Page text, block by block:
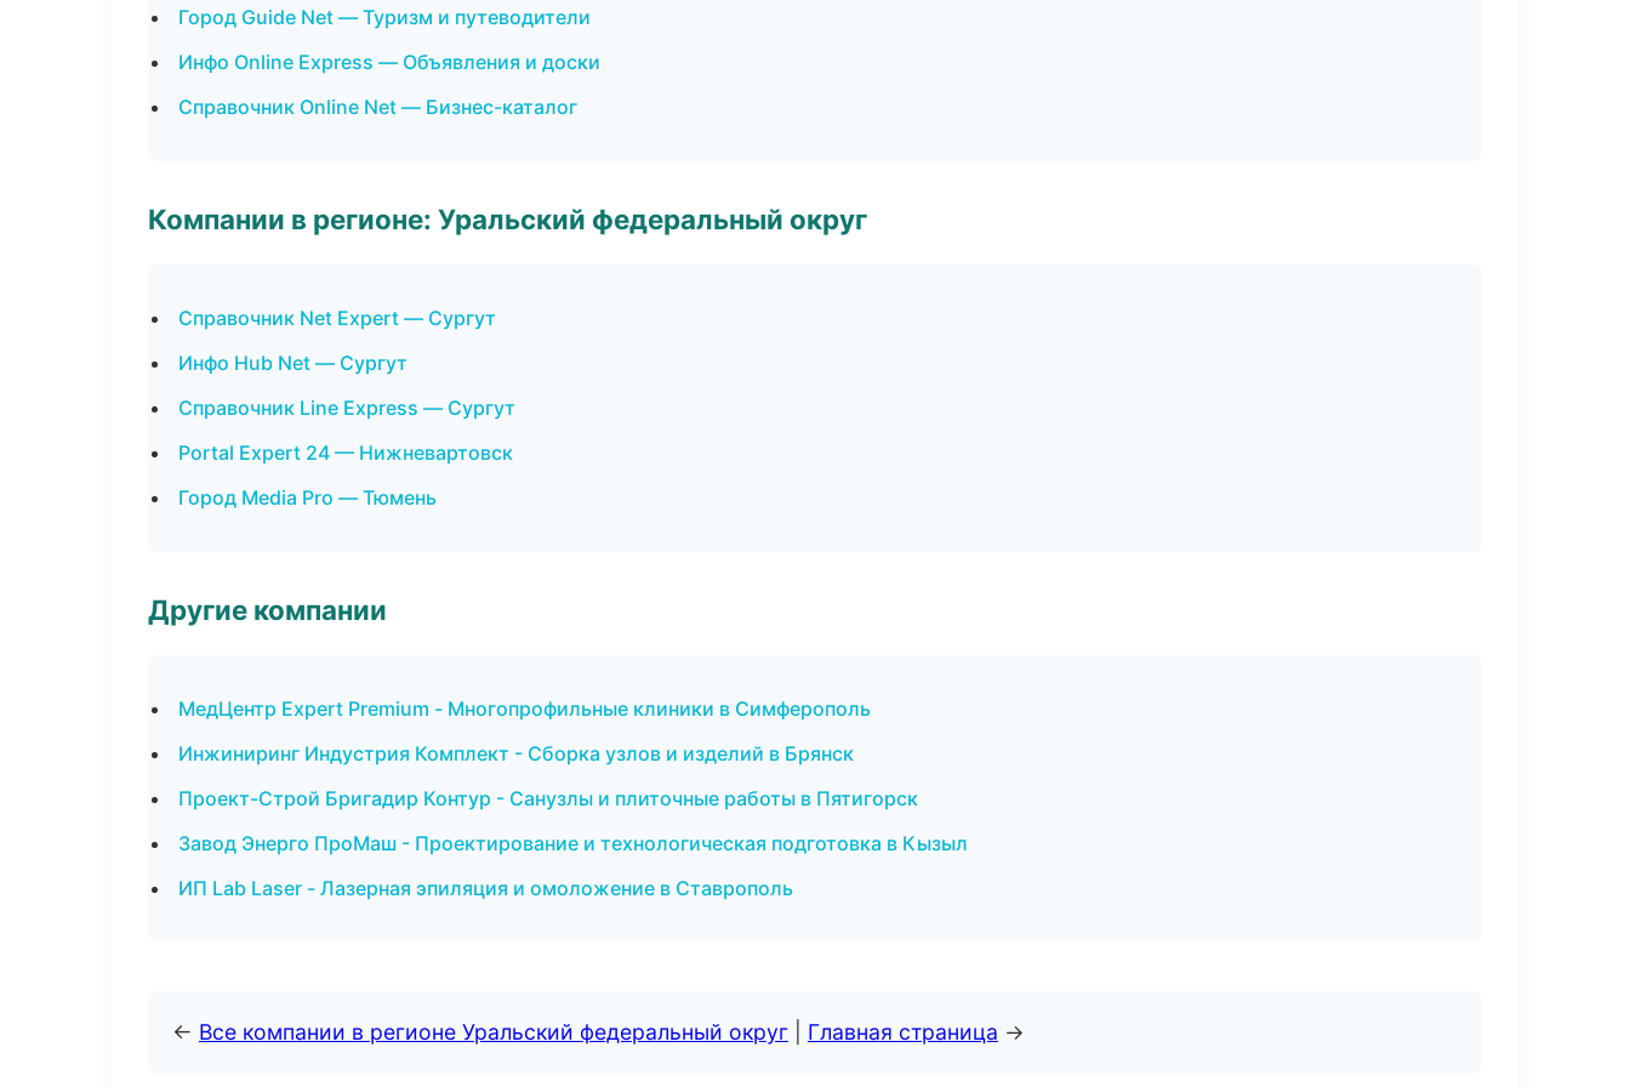
Город Guide Net — Туризм и путеводители
Инфо Online Express — Объявления и доски
Справочник Online Net — Бизнес-каталог
Компании в регионе: Уральский федеральный округ
Справочник Net Expert — Сургут
Инфо Hub Net — Сургут
Справочник Line Express — Сургут
Portal Expert 24 — Нижневартовск
Город Media Pro — Тюмень
Другие компании
МедЦентр Expert Premium - Многопрофильные клиники в Симферополь
Инжиниринг Индустрия Комплект - Сборка узлов и изделий в Брянск
Проект-Строй Бригадир Контур - Санузлы и плиточные работы в Пятигорск
Завод Энерго ПроМаш - Проектирование и технологическая подготовка в Кызыл
ИП Lab Laser - Лазерная эпиляция и омоложение в Ставрополь
← Все компании в регионе Уральский федеральный округ Главная страница →